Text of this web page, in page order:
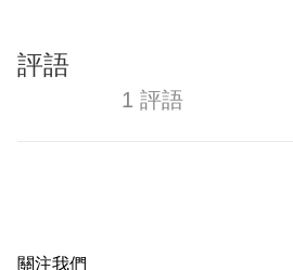
評語
1 評語
關注我們